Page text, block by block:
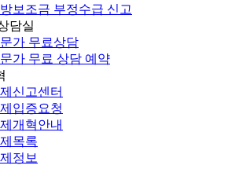
보조금 부정수급 신고
담실
가 무료상담
가 무료 상담 예약
신고센터
입증요청
개혁안내
목록
정보